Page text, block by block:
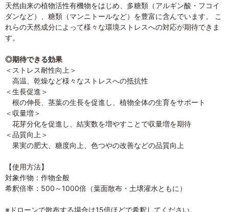
天然由来の植物活性有機物をはじめ、多糖類（アルギン酸・フコイ
ダンなど）、糖類（マンニトールなど）を豊富に含んでいます。 こ
れらの天然成分によって様々な環境ストレスへの対応が期待できま
す。
◎期待できる効果
＜ストレス耐性向上＞
高温、乾燥など様々なストレスへの抵抗性
＜生長促進＞
根の伸長、茎葉の生長を促進し、植物全体の生育をサポート
＜収量増＞
花芽分化を促進し、結実数を増やすことで収量増を期待
＜品質向上＞
果実の肥大、糖度向上、色つやの改善などの品質向上
【使用方法】
対象作物：作物全般
希釈倍率：500～1000倍（葉面散布・土壌灌水ともに）
※ドローンで散布する場合は15倍ほどで希釈してください。